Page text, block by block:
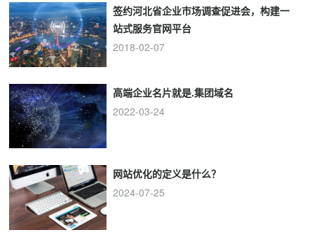
签约河北省企业市场调查促进会，构建一
站式服务官网平台
2018-02-07
高端企业名片就是.集团域名
2022-03-24
网站优化的定义是什么？
2024-07-25